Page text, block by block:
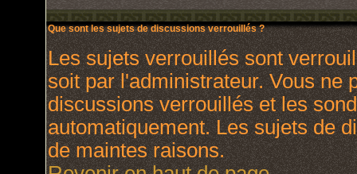
Que sont les sujets de discussions verrouillés ?
Les sujets verrouillés sont
soit par l'administrateur. Vous ne
discussions verrouillés et les
automatiquement. Les sujets de
de maintes raisons.